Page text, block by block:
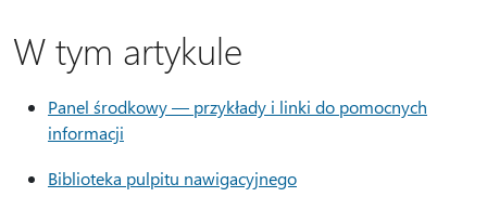
W tym artykule
Panel środkowy — przykłady i linki do pomocnych
informacji
Biblioteka pulpitu nawigacyjnego